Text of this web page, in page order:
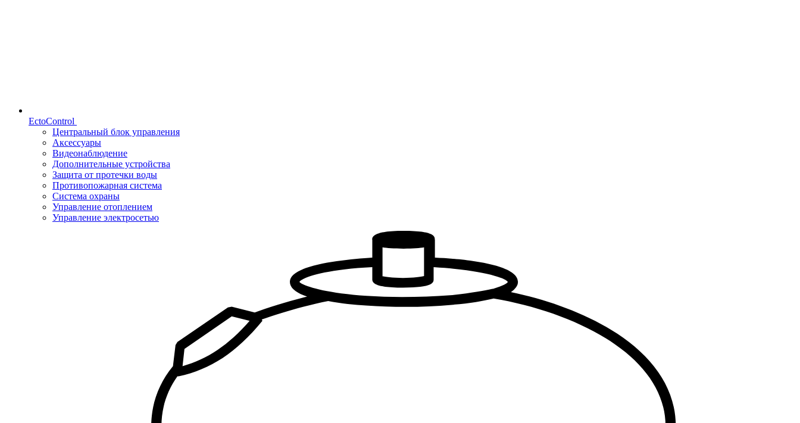
EctoControl
Центральный блок управления
Аксессуары
Видеонаблюдение
Дополнительные устройства
Защита от протечки воды
Противопожарная система
Система охраны
Управление отоплением
Управление электросетью